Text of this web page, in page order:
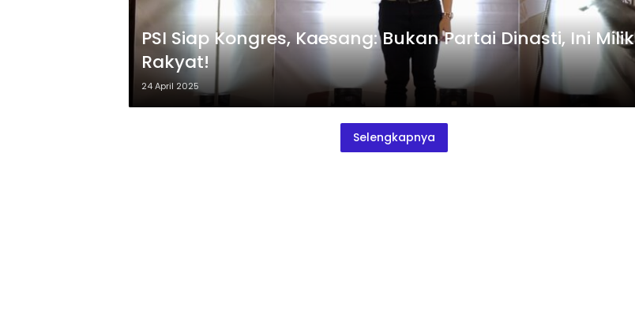
PSI Siap Kongres, Kaesang: Bukan Partai Dinasti, Ini Milik
Rakyat!
24 April 2025
Selengkapnya